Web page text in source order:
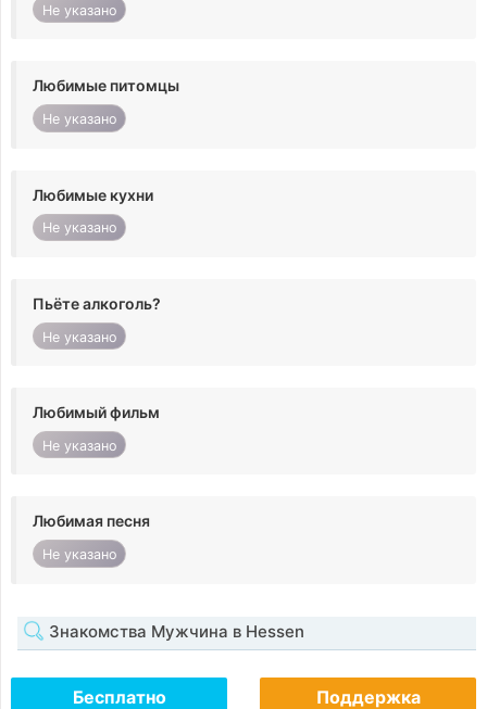
Не указано
Любимые питомцы
Не указано
Любимые кухни
Не указано
Пьёте алкоголь?
Не указано
Любимый фильм
Не указано
Любимая песня
Не указано
Знакомства Мужчина в Hessen
Бесплатно Поддержка